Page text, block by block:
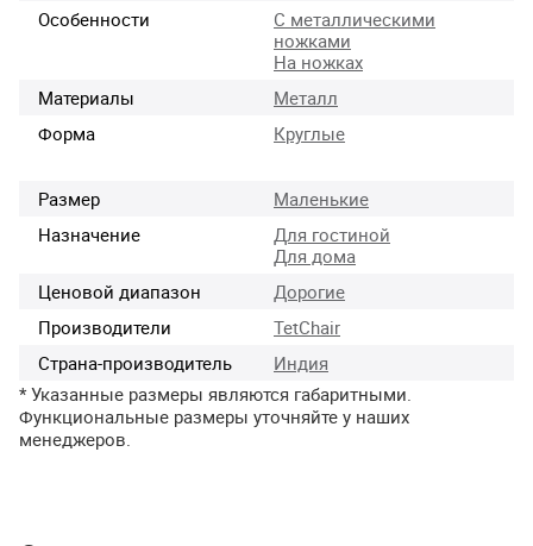
Особенности
С металлическими
ножками
На ножках
Материалы
Металл
Форма
Круглые
Размер
Маленькие
Назначение
Для гостиной
Для дома
Ценовой диапазон
Дорогие
Производители
TetChair
Страна-производитель
Индия
* Указанные размеры являются габаритными.
Функциональные размеры уточняйте у наших
менеджеров.